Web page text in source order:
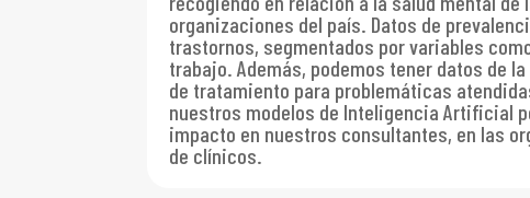
organizaciones del país. Datos de
trastornos, segmentados por variables
trabajo. Además, podemos tener datos de
de tratamiento para problemáticas
nuestros modelos de Inteligencia Artificial
impacto en nuestros consultantes, en las
de clínicos.